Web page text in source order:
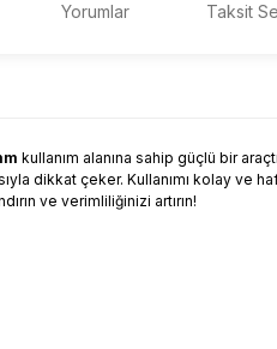
Yorumlar Taksit
kullanım alanına sahip güçlü bir
dikkat çeker. Kullanımı kolay ve
ve verimliliğinizi artırın!